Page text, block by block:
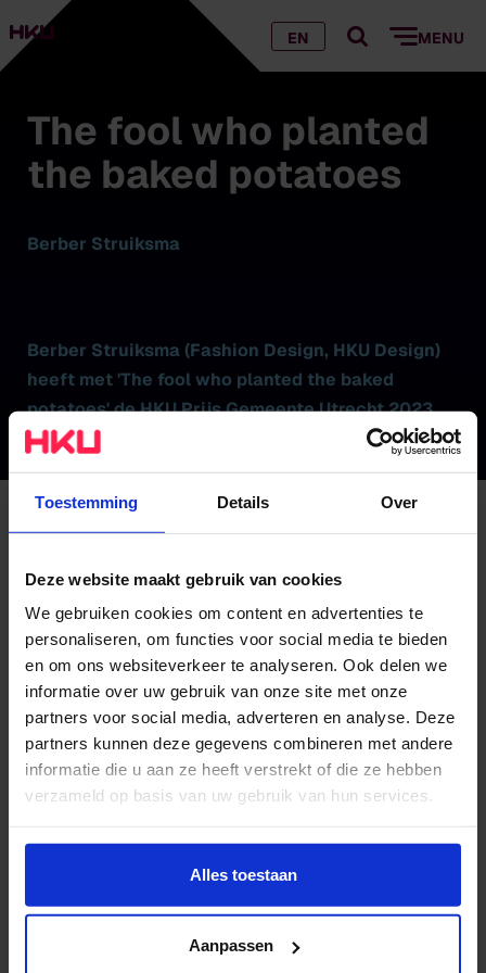
Toestemming Details Over
Deze website maakt gebruik van cookies
We gebruiken cookies om content en advertenties te
personaliseren, om functies voor social media te bieden
en om ons websiteverkeer te analyseren. Ook delen we
informatie over uw gebruik van onze site met onze
partners voor social media, adverteren en analyse. Deze
partners kunnen deze gegevens combineren met andere
informatie die u aan ze heeft verstrekt of die ze hebben
verzameld op basis van uw gebruik van hun services.
Wil je meer weten of de voorkeur aanpassen, bekijk dan
https://www.hku.nl/privacy-statement-en-
Alles toestaan
Aanpassen
EN MENU
The fool who planted
the baked potatoes
Berber Struiksma
Berber Struiksma (Fashion Design, HKU Design)
heeft met 'The fool who planted the baked
potatoes' de HKU Prijs Gemeente Utrecht 2023
gewonnen.
Het werk
"Fashion is dependent on a body and its mobility, but
how can fashion gain autonomy while still suggesting
the body and its movements? Using recycled
materials, video projection, criticism and humour, I
create my own fairytale in which I can play with the
autonomy of fashion. This strange fairytale is
The fashion industry depends on a certain level of
pretentiousness. But does it have to be that way, or is